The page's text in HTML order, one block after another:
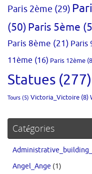
Paris 2ème (29)
(50)Paris 5ème
Paris 8ème (21) Paris
11ème (16) Paris 12ème
Statues (277)
Tours (5) Victoria_Victoire (8)
Catégories
Angel_Ange (1)